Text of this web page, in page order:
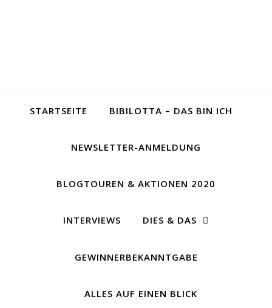
STARTSEITE BIBILOTTA – DAS BIN ICH
NEWSLETTER-ANMELDUNG
BLOGTOUREN & AKTIONEN 2020
INTERVIEWS DIES & DAS
GEWINNERBEKANNTGABE
ALLES AUF EINEN BLICK